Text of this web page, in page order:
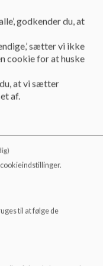
afholde deres ferie i
tilfælde, hvor
fritage deres børn
vi henstiller til,
barn med på ferie
ansvar at sørge for,
har arbejdet med i
der skal laves på
på forhånd ved,
få dette med på
materiale inden
at eleven fagligt
af teamet
godkender du, at
sætter vi ikke
cookie for at huske
du, at vi sætter
af.
til at følge de